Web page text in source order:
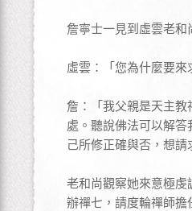
詹寧士一見到虛雲老
虛雲：「您為什麼要來
詹：「我父親是天主
處。聽說佛法可以解
己所修正確與否，想
老和尚觀察她來意極
辦禪七，請度輪禪師擔